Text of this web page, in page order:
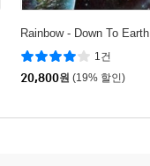
Rainbow - Down To Earth
1건
20,800원 (19% 할인)